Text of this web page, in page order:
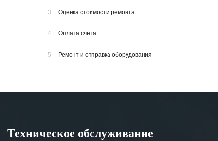
3 Оценка стоимости ремонта
4 Оплата счета
5 Ремонт и отправка оборудования
Техническое обслуживание